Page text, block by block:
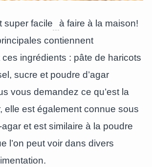
super facile
à faire à la maison!
contiennent
ingrédients : pâte de haricots
sucre et poudre d’agar
vous demandez ce qu’est la
elle est également connue sous
agar et est similaire à la poudre
l’on peut voir dans divers